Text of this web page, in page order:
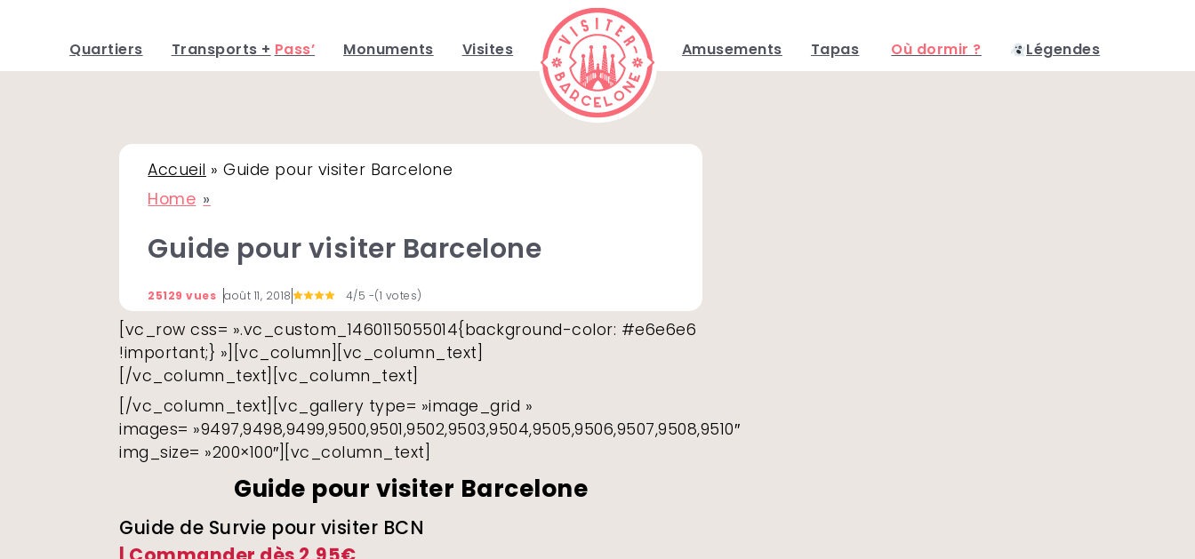
Quartiers Transports + Pass’ Monuments Visites Amusements Tapas Où dormir ? Légendes
Accueil »Guide pour visiter Barcelone
Home
Guide pour visiter Barcelone
25129 vues août 11, 2018 4/5 -(1 votes)
[vc_row css= ».vc_custom_1460115055014{background-color: #e6e6e6
!important;} »][vc_column][vc_column_text]
[/vc_column_text][vc_column_text]
[/vc_column_text][vc_gallery type= »image_grid »
images= »9497,9498,9499,9500,9501,9502,9503,9504,9505,9506,9507,9508,9510″
img_size= »200×100″][vc_column_text]
Guide pour visiter Barcelone
Guide de Survie pour visiter BCN